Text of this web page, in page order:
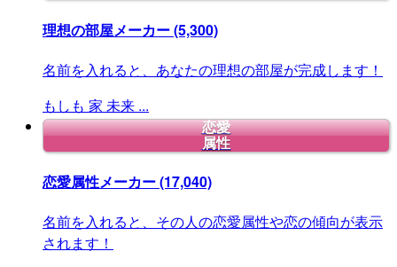
理想の部屋メーカー(5,300)
名前を入れると、あなたの理想の部屋が完成します！
もしも 家 未来 ...
恋愛
属性
恋愛属性メーカー(17,040)
名前を入れると、その人の恋愛属性や恋の傾向が表示
されます！